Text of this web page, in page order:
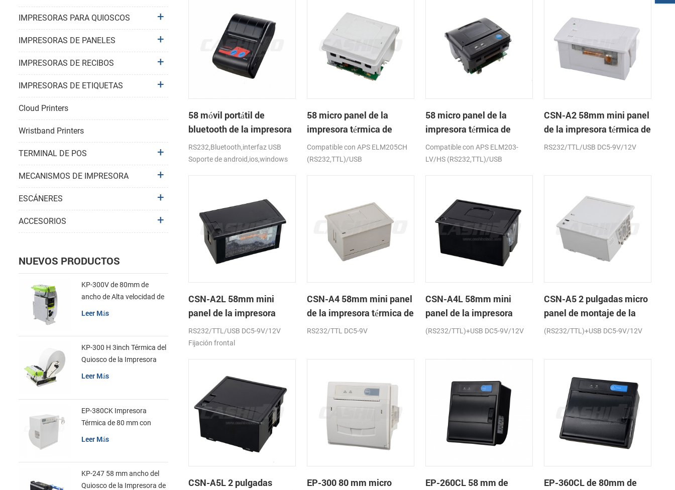
58 móvil portátil de
bluetooth de la impresora
térmica de PTP-II
RS232,Bluetooth,interfaz USB
Soporte de android,ios,windows
58 micro panel de la
impresora térmica de
recibos CSN-A1
Compatible con APS ELM205CH
(RS232,TTL)/USB
58 micro panel de la
impresora térmica de
recibos CSN-A1K
Compatible con APS ELM203-
LV/HS (RS232,TTL)/USB
CSN-A2 58mm mini panel
de la impresora térmica de
recibos
RS232/TTL/USB DC5-9V/12V
CSN-A2L 58mm mini
panel de la impresora
térmica de recibos
RS232/TTL/USB DC5-9V/12V
Fijación frontal
CSN-A4 58mm mini panel
de la impresora térmica de
recibos
RS232/TTL DC5-9V
CSN-A4L 58mm mini
panel de la impresora
térmica de recibos
(RS232/TTL)+USB DC5-9V/12V
CSN-A5 2 pulgadas micro
panel de montaje de la
impresora térmica de
(RS232/TTL)+USB DC5-9V/12V
CSN-A5L 2 pulgadas
EP-300 80 mm micro
EP-260CL 58 mm de
EP-360CL de 80mm de
IMPRESORAS PARA QUIOSCOS
IMPRESORAS DE PANELES
IMPRESORAS DE RECIBOS
IMPRESORAS DE ETIQUETAS
Cloud Printers
Wristband Printers
TERMINAL DE POS
MECANISMOS DE IMPRESORA
ESCÁNERES
ACCESORIOS
NUEVOS PRODUCTOS
KP-300V de 80mm de
ancho de Alta velocidad de
la Impresora Térmica del
Leer Más
KP-300 H 3inch Térmica del
Quiosco de la Impresora
Módulo de
Leer Más
EP-380CK Impresora
Térmica de 80 mm con
Leer Más
KP-247 58 mm ancho del
Quiosco de la Impresora de